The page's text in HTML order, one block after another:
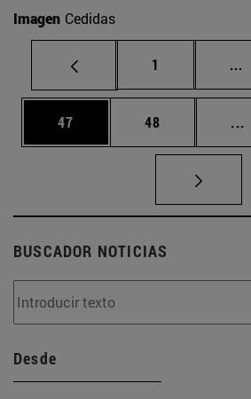
Imagen Cedidas
Página
1 ...
Página
47 Página
48 ...
BUSCADOR NOTICIAS
Desde